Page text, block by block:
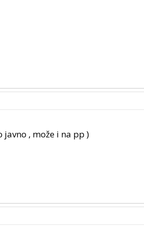
javno , može i na pp )